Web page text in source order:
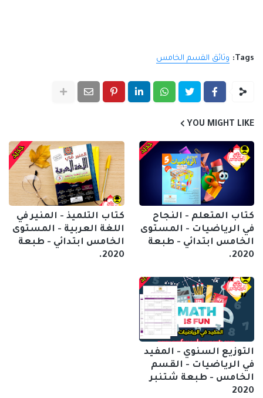
Tags: وثائق القسم الخامس
YOU MIGHT LIKE
كتاب المتعلم - النجاح
في الرياضيات - المستوى
الخامس ابتدائي - طبعة
2020.
كتاب التلميذ - المنير في
اللغة العربية - المستوى
الخامس ابتدائي - طبعة
2020.
التوزيع السنوي - المفيد
في الرياضيات - القسم
الخامس - طبعة شتنبر
2020